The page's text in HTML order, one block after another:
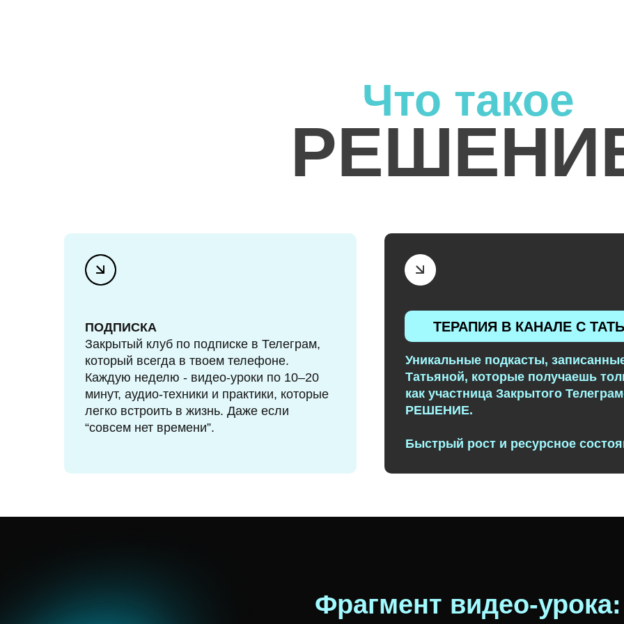
Что такое
ПОДПИСКА
Закрытый клуб по подписке в Телеграм,
который всегда в твоем телефоне.
Каждую неделю - видео-уроки по 10–20
минут, аудио-техники и практики, которые
легко встроить в жизнь. Даже если
“совсем нет времени”.
Уникальные подкасты,
Татьяной, которые получаешь
как участница Закрытого
РЕШЕНИЕ.
Быстрый рост и ресурсное
ТЕРАПИЯ В КАНАЛЕ С
Фрагмент видео-урока: